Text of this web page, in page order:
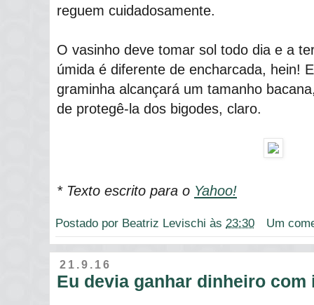
reguem cuidadosamente.
O vasinho deve tomar sol todo dia e a
úmida é diferente de encharcada, hein!
graminha alcançará um tamanho
de protegê-la dos bigodes, claro.
* Texto escrito para o Yahoo!
Postado por Beatriz Levischi às 23:30 Um
21.9.16
Eu devia ganhar dinheiro com